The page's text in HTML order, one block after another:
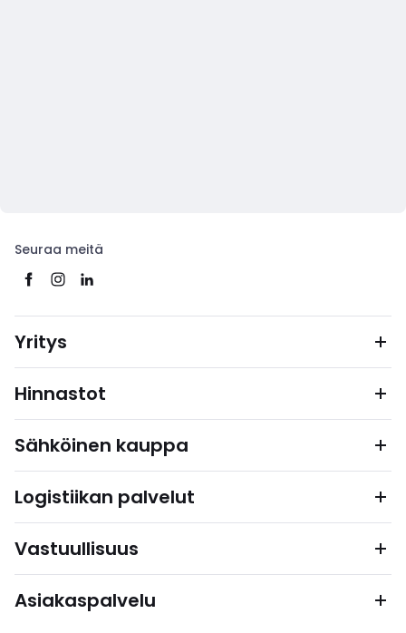
Seuraa meitä
Yritys
Hinnastot
Sähköinen kauppa
Logistiikan palvelut
Vastuullisuus
Asiakaspalvelu